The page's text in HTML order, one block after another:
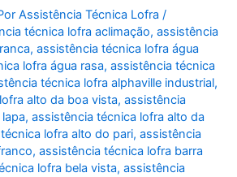
Assistência Técnica Lofra/
técnica lofra aclimação,assistência
,assistência técnica lofra água
lofra água rasa,assistência técnica
técnica lofra alphaville industrial,
alto da boa vista,assistência
,assistência técnica lofra alto da
lofra alto do pari,assistência
,assistência técnica lofra barra
lofra bela vista,assistência